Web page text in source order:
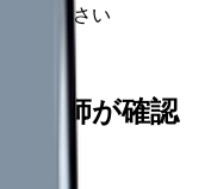
てください
護師が確認